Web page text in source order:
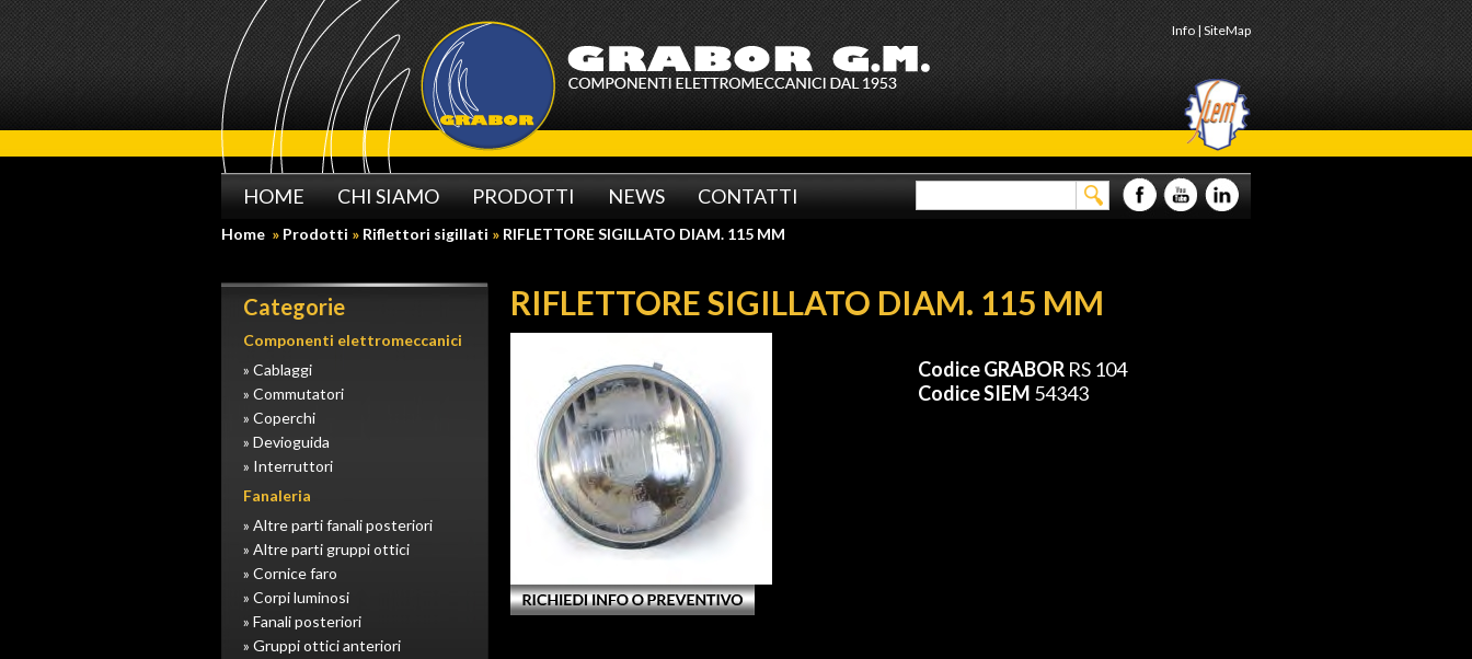
Info|SiteMap
HOME CHI SIAMO PRODOTTI NEWS CONTATTI
Home » Prodotti » Riflettori sigillati » RIFLETTORE SIGILLATO DIAM. 115 MM
Categorie
Componenti elettromeccanici
» Cablaggi
» Commutatori
» Coperchi
» Devioguida
» Interruttori
Fanaleria
» Altre parti fanali posteriori
» Altre parti gruppi ottici
» Cornice faro
» Corpi luminosi
» Fanali posteriori
» Gruppi ottici anteriori
RIFLETTORE SIGILLATO DIAM. 115 MM
Codice GRABOR RS 104
Codice SIEM 54343